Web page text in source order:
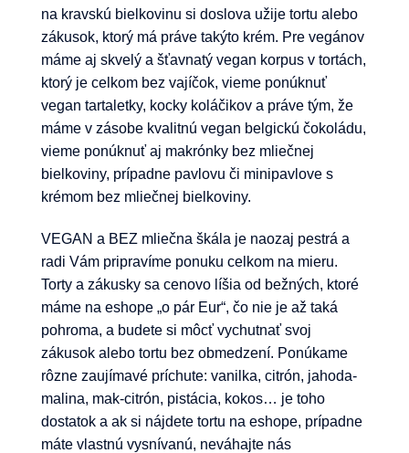
na kravskú bielkovinu si doslova užije tortu alebo
zákusok, ktorý má práve takýto krém. Pre vegánov
máme aj skvelý a šťavnatý vegan korpus v tortách,
ktorý je celkom bez vajíčok, vieme ponúknuť
vegan tartaletky, kocky koláčikov a práve tým, že
máme v zásobe kvalitnú vegan belgickú čokoládu,
vieme ponúknuť aj makrónky bez mliečnej
bielkoviny, prípadne pavlovu či minipavlove s
krémom bez mliečnej bielkoviny.
VEGAN a BEZ mliečna škála je naozaj pestrá a
radi Vám pripravíme ponuku celkom na mieru.
Torty a zákusky sa cenovo líšia od bežných, ktoré
máme na eshope „o pár Eur“, čo nie je až taká
pohroma, a budete si môcť vychutnať svoj
zákusok alebo tortu bez obmedzení. Ponúkame
rôzne zaujímavé príchute: vanilka, citrón, jahoda-
malina, mak-citrón, pistácia, kokos… je toho
dostatok a ak si nájdete tortu na eshope, prípadne
máte vlastnú vysnívanú, neváhajte nás